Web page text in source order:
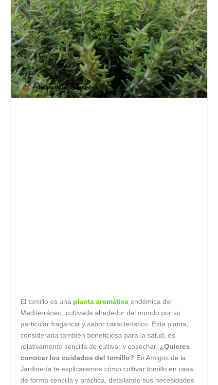
El tomillo es una planta aromática endémica del
Mediterráneo, cultivada alrededor del mundo por su
particular fragancia y sabor característico. Esta planta,
considerada también beneficiosa para la salud, es
relativamente sencilla de cultivar y cosechar. ¿Quieres
conocer los cuidados del tomillo? En Amigos de la
Jardinería te explicaremos cómo cultivar tomillo en casa
de forma sencilla y práctica, detallando sus necesidades